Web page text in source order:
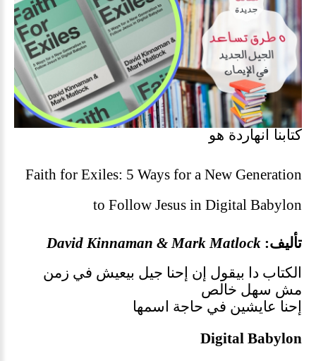
كتابنا انهاردة هو
Faith for Exiles: 5 Ways for a New Generation
to Follow Jesus in Digital Babylon
تأليف:
David Kinnaman & Mark Matlock
الكتاب دا بيقول إن إحنا جيل بيعيش في زمن
مش سهل خالص
إحنا عايشين في حاجة اسمها
Digital Babylon